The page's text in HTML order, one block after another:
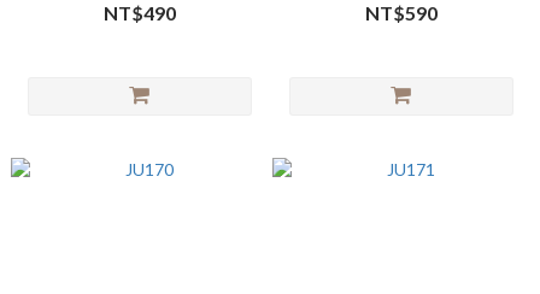
NT$490 NT$590